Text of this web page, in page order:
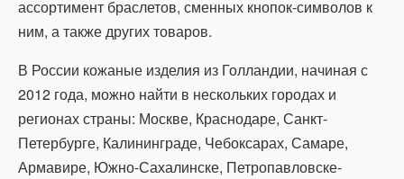
ассортимент браслетов, сменных кнопок-символов к
ним, а также других товаров.
В России кожаные изделия из Голландии, начиная с
2012 года, можно найти в нескольких городах и
регионах страны: Москве, Краснодаре, Санкт-
Петербурге, Калининграде, Чебоксарах, Самаре,
Армавире, Южно-Сахалинске, Петропавловске-